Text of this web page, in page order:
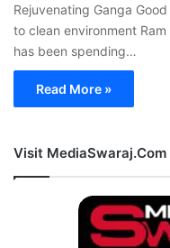
Rejuvenating Ganga
to clean environment
has been spending…
Read More »
Visit MediaSwaraj.Com